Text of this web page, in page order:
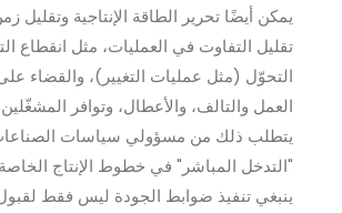
يمكن أيضًا تحرير الطاقة الإنتاجية وتقليل
تقليل التفاوت في العمليات، مثل انقطاع
التحوّل (مثل عمليات التغيير)، والقضاء
العمل والتالف، والأعطال، وتوافر
يتطلب ذلك من مسؤولي سياسات الصناعات
"التدخل المباشر" في خطوط الإنتاج
ينبغي تنفيذ ضوابط الجودة ليس فقط لقبول